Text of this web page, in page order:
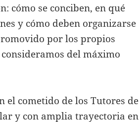
cómo se conciben, en qué
y cómo deben organizarse
por los propios
del máximo
el cometido de los Tutores de
y con amplia trayectoria en